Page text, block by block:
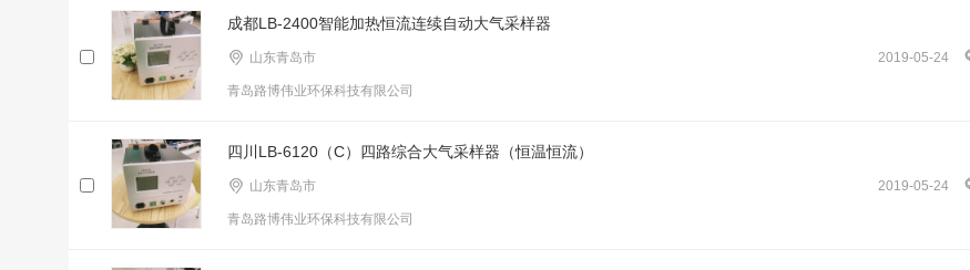
成都LB-2400智能加热恒流连续自动大气采样器
2019-05-24
山东青岛市
青岛路博伟业环保科技有限公司
四川LB-6120（C）四路综合大气采样器（恒温恒流）
2019-05-24
山东青岛市
青岛路博伟业环保科技有限公司